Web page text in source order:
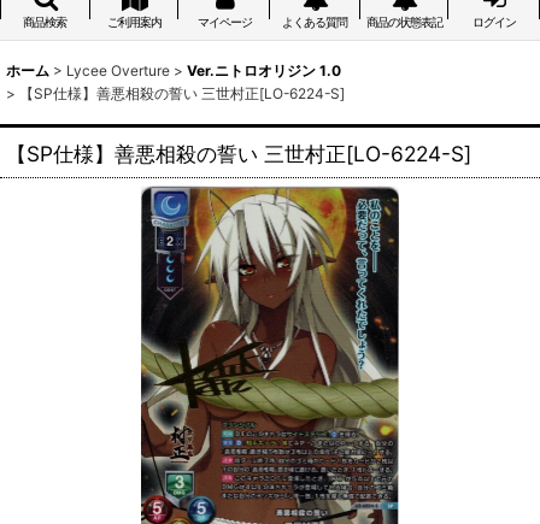
商品検索 ご利用案内 マイページ よくある質問 商品の状態表記 ログイン
ホーム > Lycee Overture > Ver.ニトロオリジン 1.0
>
【SP仕様】善悪相殺の誓い 三世村正[LO-6224-S]
【SP仕様】善悪相殺の誓い 三世村正[LO-6224-S]